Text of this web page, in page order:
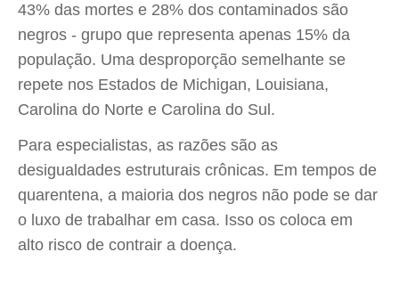
43% das mortes e 28% dos contaminados são
negros - grupo que representa apenas 15% da
população. Uma desproporção semelhante se
repete nos Estados de Michigan, Louisiana,
Carolina do Norte e Carolina do Sul.
Para especialistas, as razões são as
desigualdades estruturais crônicas. Em tempos de
quarentena, a maioria dos negros não pode se dar
o luxo de trabalhar em casa. Isso os coloca em
alto risco de contrair a doença.